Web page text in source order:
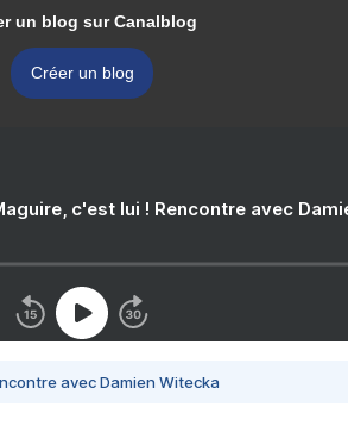
un blog sur Canalblog
Créer un blog
c'est lui ! Rencontre avec
avec Damien Witecka